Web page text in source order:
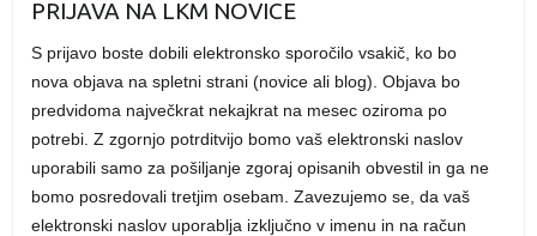
PRIJAVA NA LKM NOVICE
S prijavo boste dobili elektronsko sporočilo vsakič, ko bo
nova objava na spletni strani (novice ali blog). Objava bo
predvidoma največkrat nekajkrat na mesec oziroma po
potrebi. Z zgornjo potrditvijo bomo vaš elektronski naslov
uporabili samo za pošiljanje zgoraj opisanih obvestil in ga ne
bomo posredovali tretjim osebam. Zavezujemo se, da vaš
elektronski naslov uporablja izključno v imenu in na račun